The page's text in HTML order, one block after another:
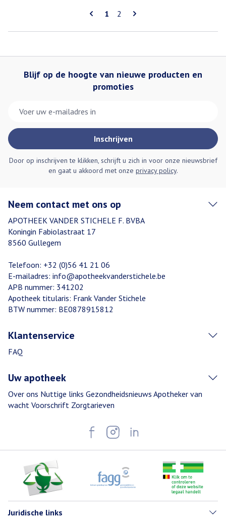
Pagina's
U lees momenteel pagina
1 Pagina
2
Blijf op de hoogte van nieuwe producten en
promoties
Inschrijven
Door op inschrijven te klikken, schrijft u zich in voor onze nieuwsbrief
en gaat u akkoord met onze privacy policy.
Neem contact met ons op
APOTHEEK VANDER STICHELE F. BVBA
Koningin Fabiolastraat 17
8560 Gullegem
Telefoon: +32 (0)56 41 21 06
E-mailadres: info@apotheekvanderstichele.be
APB nummer: 341202
Apotheek titularis: Frank Vander Stichele
BTW nummer: BE0878915812
Klantenservice
FAQ
Uw apotheek
Over ons Nuttige links Gezondheidsnieuws Apotheker van
wacht Voorschrift Zorgtarieven
Juridische links